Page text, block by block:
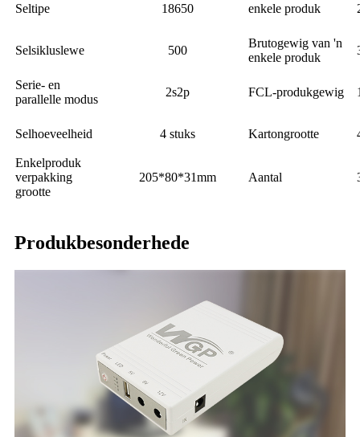
Seltipe 18650 enkele produk
Selsikluslewe 500
Brutogewig van 'n
enkele produk
Serie- en
parallelle modus
2s2p FCL-produkgewig
Selhoeveelheid 4 stuks Kartongrootte
Enkelproduk
verpakking
grootte
205*80*31mm Aantal
Produkbesonderhede